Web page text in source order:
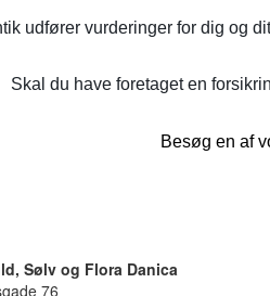
udfører vurderinger for dig og
Skal du have foretaget en
Besøg en af
Sølv og Flora Danica
76